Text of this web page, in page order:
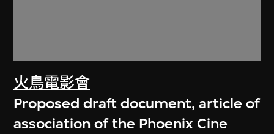
火鳥電影會
Proposed draft document, article of
association of the Phoenix Cine